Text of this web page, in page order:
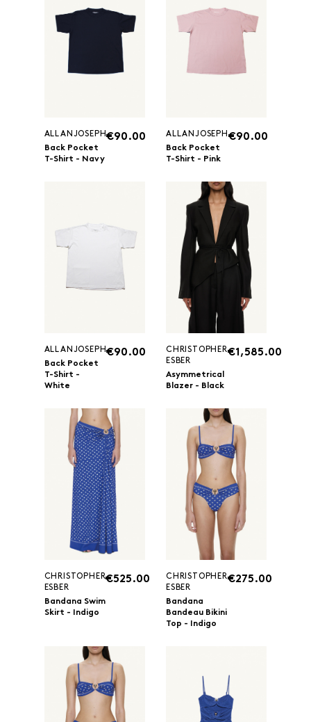
ALLANJOSEPH
Back Pocket
T-Shirt - Navy
€90.00
ALLANJOSEPH
Back Pocket
T-Shirt - Pink
€90.00
ALLANJOSEPH
Back Pocket
T-Shirt -
White
€90.00
CHRISTOPHER
ESBER
Asymmetrical
Blazer - Black
€1,585.00
CHRISTOPHER
ESBER
Bandana Swim
Skirt - Indigo
€525.00
CHRISTOPHER
ESBER
Bandana
Bandeau Bikini
Top - Indigo
€275.00